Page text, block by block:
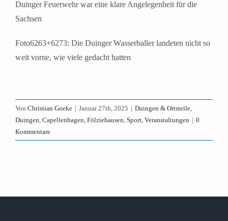
Duinger Feuerwehr war eine klare Angelegenheit für die
Sachsen
Foto6263+6273: Die Duinger Wasserballer landeten nicht so
weit vorne, wie viele gedacht hatten
Von Christian Goeke | Januar 27th, 2025 | Duingen & Ortsteile,
Duingen, Capellenhagen, Fölziehausen, Sport, Veranstaltungen | 0
Kommentare